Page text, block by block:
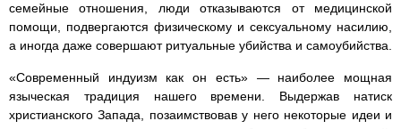
семейные отношения, люди отказываются от медицинской
помощи, подвергаются физическому и сексуальному насилию,
а иногда даже совершают ритуальные убийства и самоубийства.
«Современный индуизм как он есть» — наиболее мощная
языческая традиция нашего времени. Выдержав натиск
христианского Запада, позаимствовав у него некоторые идеи и